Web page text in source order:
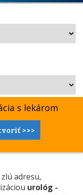
s lekárom
>>>
adresu,
urológ -